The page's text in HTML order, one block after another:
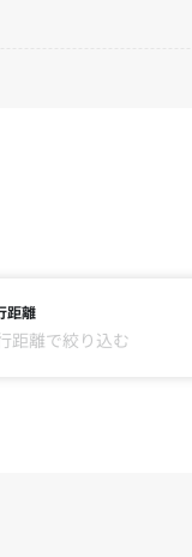
距離
距離で絞り込む